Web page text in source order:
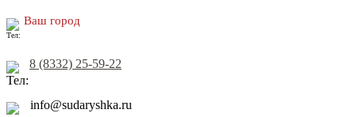
Ваш город
8 (8332) 25-59-22
info@sudaryshka.ru